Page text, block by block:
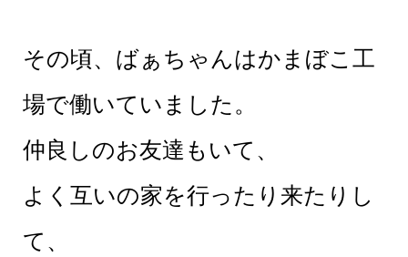
その頃、ばぁちゃんはかまぼこ工
場で働いていました。
仲良しのお友達もいて、
よく互いの家を行ったり来たりし
て、